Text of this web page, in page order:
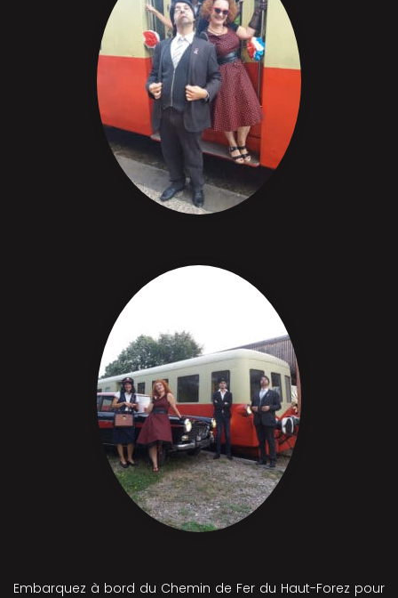
Embarquez à bord du Chemin de Fer du Haut-Forez pour